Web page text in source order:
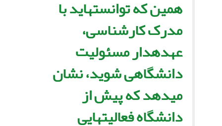
همین که توانسته‏اید با
مدرک کارشناسى،
عهده‏دار مسئولیت
دانشگاهى شوید، نشان
مى‏دهد که پیش از
دانشگاه فعالیت‏هایى